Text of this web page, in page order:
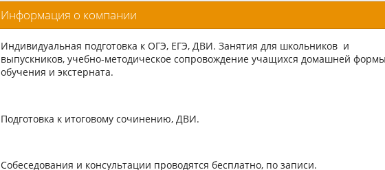
Информация о компании
Индивидуальная подготовка к ОГЭ, ЕГЭ, ДВИ. Занятия для школьников и
выпускников, учебно-методическое сопровождение учащихся домашней формы
обучения и экстерната.
Подготовка к итоговому сочинению, ДВИ.
Собеседования и консультации проводятся бесплатно, по записи.